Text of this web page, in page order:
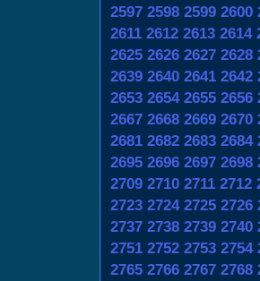
2597 2598 2599 2600
2611 2612 2613 2614
2625 2626 2627 2628
2639 2640 2641 2642
2653 2654 2655 2656
2667 2668 2669 2670
2681 2682 2683 2684
2695 2696 2697 2698
2709 2710 2711 2712
2723 2724 2725 2726
2737 2738 2739 2740
2751 2752 2753 2754
2765 2766 2767 2768